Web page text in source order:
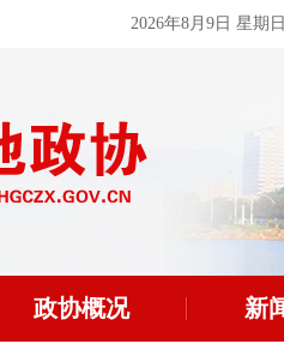
2026年8月9日 星期日
政协概况 新